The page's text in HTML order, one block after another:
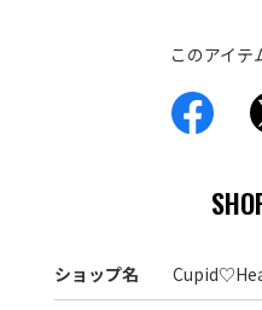
このアイテ
ショップ名